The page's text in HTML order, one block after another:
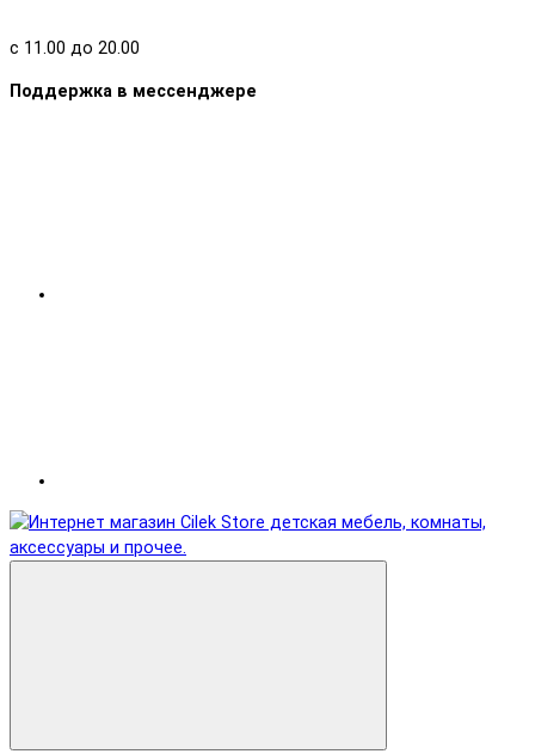
с 11.00 до 20.00
Поддержка в мессенджере